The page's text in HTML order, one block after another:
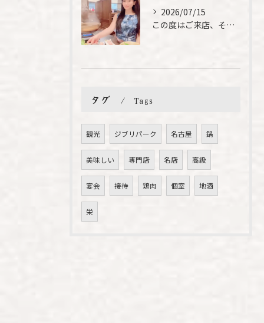
2026/07/15
この度はご来店、そして素敵なご紹介誠にありがとうございます✨...
タグ Tags
観光 ジブリパーク 名古屋 鍋
美味しい 専門店 名店 高級
宴会 接待 鶏肉 個室 地酒
栄